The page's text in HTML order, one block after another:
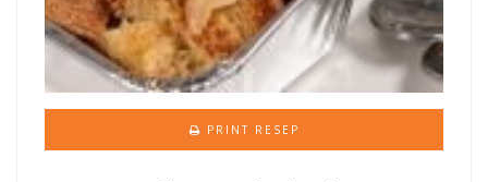
PRINT RESEP